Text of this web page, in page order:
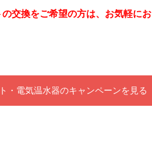
交換をご希望の方は、お気軽に
・電気温水器のキャンペーンを見る